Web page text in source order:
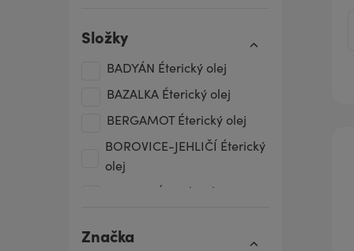
Složky
BADYÁN Éterický olej
BAZALKA Éterický olej
BERGAMOT Éterický olej
BOROVICE-JEHLIČÍ Éterický
olej
CITRON Éterický olej
ČERNÝ PEPŘ Éterický olej
Značka